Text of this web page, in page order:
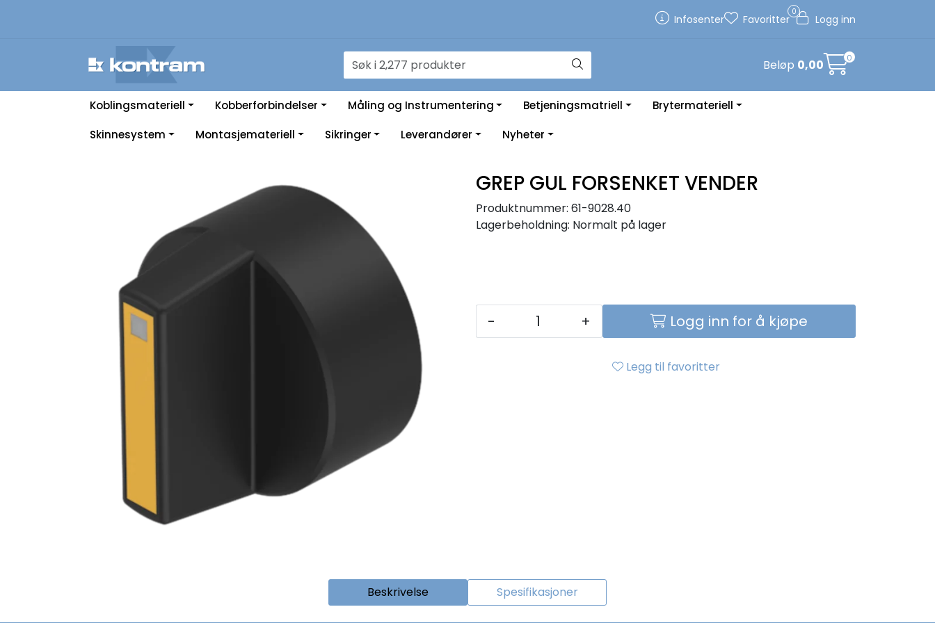
Infosenter
0
Favoritter Logg inn
Beløp 0,00 0
Koblingsmateriell Kobberforbindelser Måling og Instrumentering Betjeningsmatriell
Brytermateriell
Skinnesystem
Montasjemateriell Sikringer Leverandører Nyheter
GREP GUL FORSENKET VENDER
Produktnummer: 61-9028.40
Lagerbeholdning: Normalt på lager
- + Logg inn for å kjøpe
Legg til favoritter
Beskrivelse Spesifikasjoner